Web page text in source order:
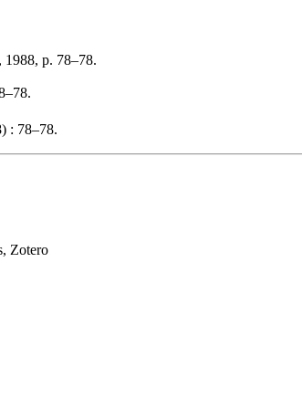
1988, p. 78–78.
: 78–78.
Zotero